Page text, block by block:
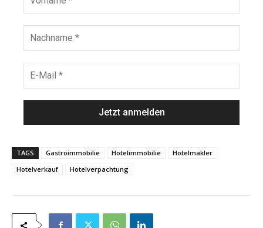
e
r
n
m
c
h
a
M
a
l
TAGS Gastroimmobilie Hotelimmobilie
Hotelmakler
Hotelverkauf
Hotelverpachtung